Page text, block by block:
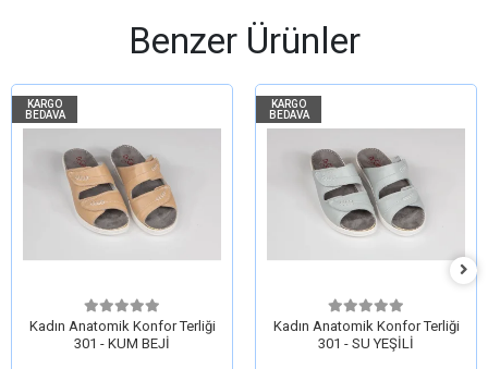
Benzer Ürünler
KARGO
BEDAVA
Kadın Anatomik Konfor Terliği
301 - KUM BEJİ
KARGO
BEDAVA
Kadın Anatomik Konfor Terliği
301 - SU YEŞİLİ